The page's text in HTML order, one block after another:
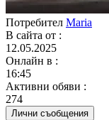
Потребител Maria
В сайта от :
12.05.2025
Онлайн в :
16:45
Активни обяви :
274
Лични съобщения